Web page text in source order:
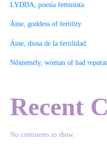
LYDDA, poesía feminista.
Áine, goddess of fertility.
Áine, diosa de la fertilidad.
Nőszemély, woman of bad
Recent
No comments to show.